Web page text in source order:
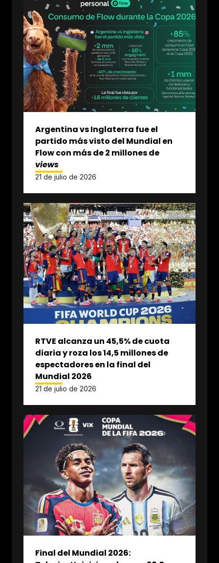
Argentina vs Inglaterra fue el
partido más visto del Mundial en
Flow con más de 2 millones de
views
21 de julio de 2026
RTVE alcanza un 45,5% de cuota
diaria y roza los 14,5 millones de
espectadores en la final del
Mundial 2026
21 de julio de 2026
Final del Mundial 2026: